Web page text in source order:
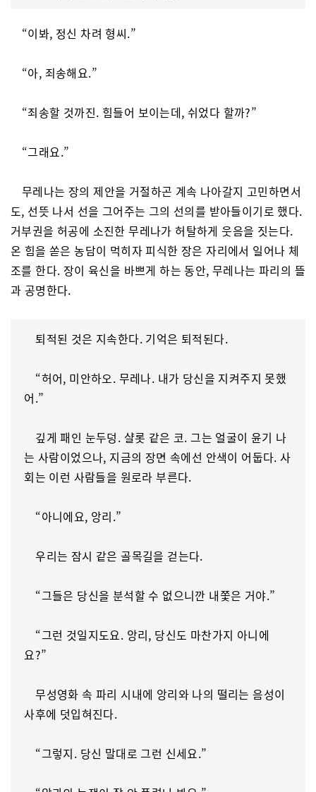
“이봐, 정신 차려 형씨.”
“아, 죄송해요.”
“죄송할 것까진. 힘들어 보이는데, 쉬었다 할까?”
“그래요.”
무레나는 장의 제안을 거절하곤 계속 나아갈지 고민하면서
도, 선뜻 나서 선을 그어주는 그의 선의를 받아들이기로 했다.
거부권을 허공에 소진한 무레나가 허탈하게 웃음을 짓는다.
온 힘을 쏟은 농담이 먹히자 피식한 장은 자리에서 일어나 체
조를 한다. 장이 육신을 바쁘게 하는 동안, 무레나는 파리의 뜰
과 공명한다.
퇴적된 것은 지속한다. 기억은 퇴적된다.
“허어, 미안하오. 무레나. 내가 당신을 지켜주지 못했
어.”
깊게 패인 눈두덩. 샬롯 같은 코. 그는 얼굴이 윤기 나
는 사람이었으나, 지금의 장면 속에선 안색이 어둡다. 사
회는 이런 사람들을 원로라 부른다.
“아니에요, 앙리.”
우리는 잠시 같은 골목길을 걷는다.
“그들은 당신을 분석할 수 없으니깐 내쫓은 거야.”
“그런 것일지도요. 앙리, 당신도 마찬가지 아니에
요?”
무성영화 속 파리 시내에 앙리와 나의 떨리는 음성이
사후에 덧입혀진다.
“그렇지. 당신 말대로 그런 신세요.”